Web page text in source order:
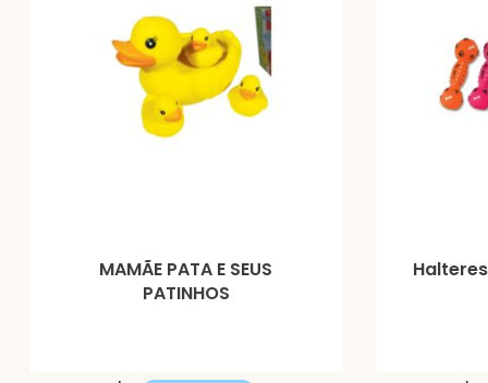
MAMÃE PATA E SEUS
PATINHOS